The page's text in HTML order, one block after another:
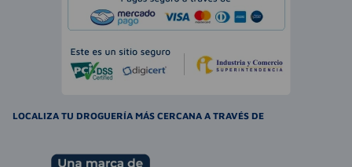
LOCALIZA TU DROGUERÍA MÁS CERCANA A TRAVÉS DE